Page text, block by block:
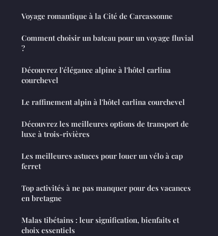
Voyage romantique à la Cité de Carcassonne
Comment choisir un bateau pour un voyage fluvial
?
Découvrez l'élégance alpine à l'hôtel carlina
courchevel
Le raffinement alpin à l'hôtel carlina courchevel
Découvrez les meilleures options de transport de
luxe à trois-rivières
Les meilleures astuces pour louer un vélo à cap
ferret
Top activités à ne pas manquer pour des vacances
en bretagne
Malas tibétains : leur signification, bienfaits et
choix essentiels